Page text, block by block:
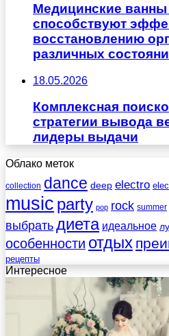
Медицинские
способствуют
восстановлению
различных
18.05.2026
Комплексная
стратегии вывода
лидеры выдачи
Облако меток
collection dance deep electro
music party pop rock summer
выбратьдиета идеальное
особенности отдых
рецепты
Интересное